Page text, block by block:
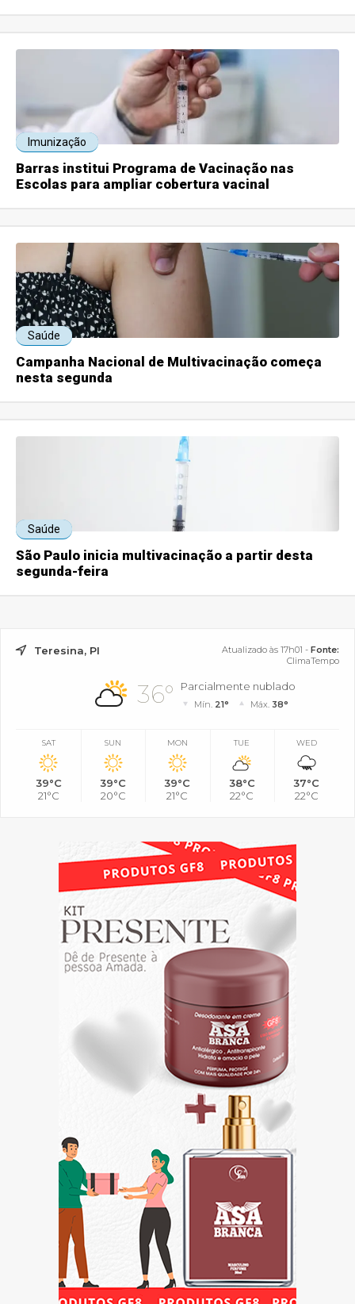
Imunização
Barras institui Programa de Vacinação nas
Escolas para ampliar cobertura vacinal
Saúde
Campanha Nacional de Multivacinação começa
nesta segunda
Saúde
São Paulo inicia multivacinação a partir desta
segunda-feira
Teresina, PI Atualizado às 17h01 - Fonte:
ClimaTempo
36° Parcialmente nublado
Mín. 21° Máx. 38°
SAT
39°C
21°C
SUN
39°C
20°C
MON
39°C
21°C
TUE
38°C
22°C
WED
37°C
22°C